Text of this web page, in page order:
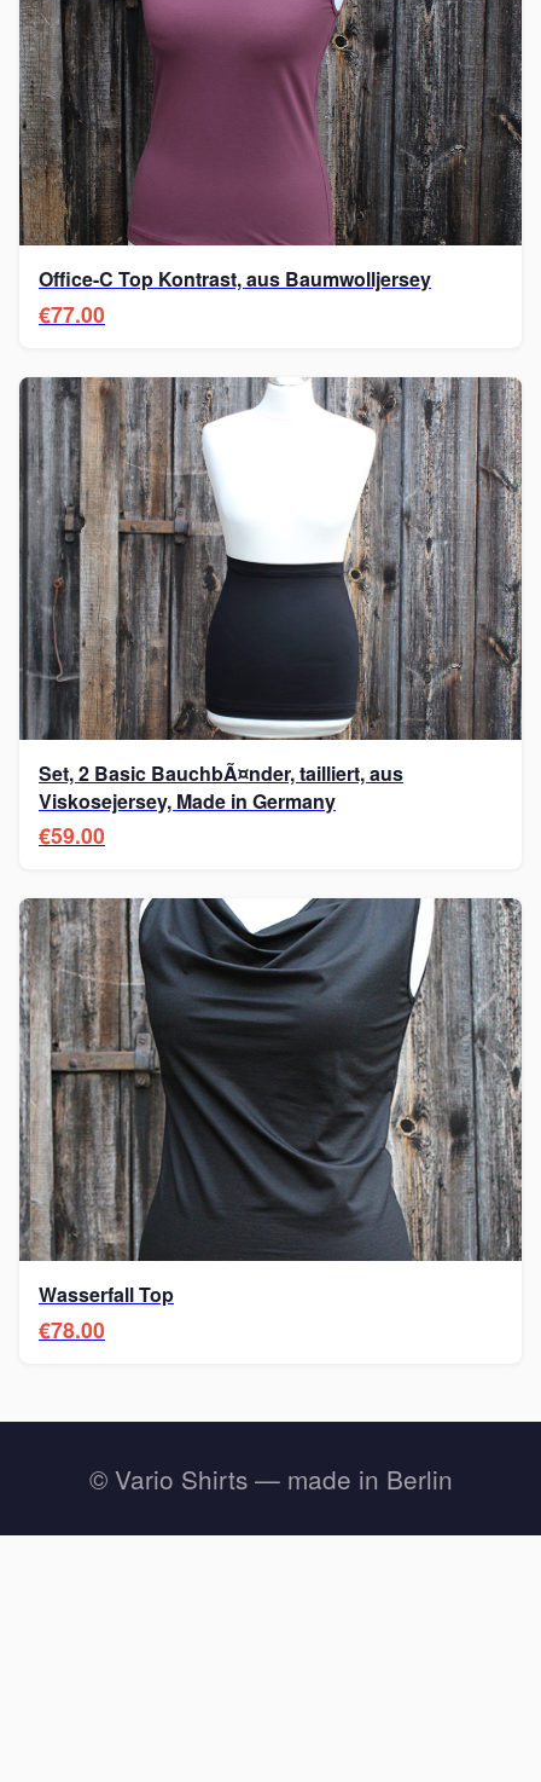
Office-C Top Kontrast, aus Baumwolljersey
€77.00
Set, 2 Basic BauchbÃ¤nder, tailliert, aus
Viskosejersey, Made in Germany
€59.00
Wasserfall Top
€78.00
© Vario Shirts — made in Berlin